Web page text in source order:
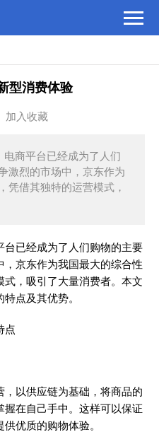
型消费体验
加入收藏
电商平台已经成为了人们
激烈的市场中，京东作为
凭借其独特的运营模式，
台已经成为了人们购物的主要
京东作为我国最大的综合性
，吸引了大量消费者。本文
点及其优势。
点
以供应链为基础，将商品的
在自己手中。这样可以保证
优质的购物体验。